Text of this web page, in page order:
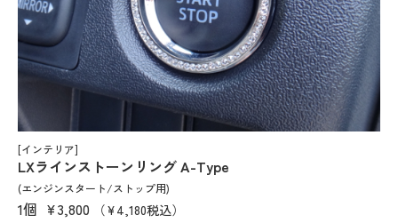
[インテリア]
LXラインストーンリング A-Type
(エンジンスタート/ストップ用)
1個 ¥3,800 （¥4,180税込）